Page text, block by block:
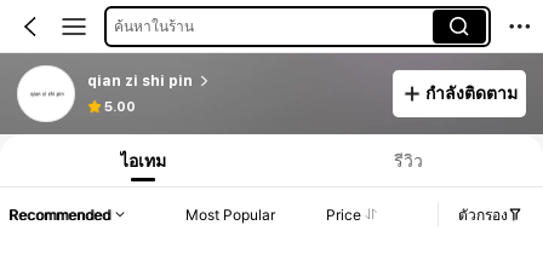
ค้นหาในร้าน
qian zi shi pin
5.00
กำลังติดตาม
ไอเทม รีวิว
Recommended Most Popular Price ตัวกรอง